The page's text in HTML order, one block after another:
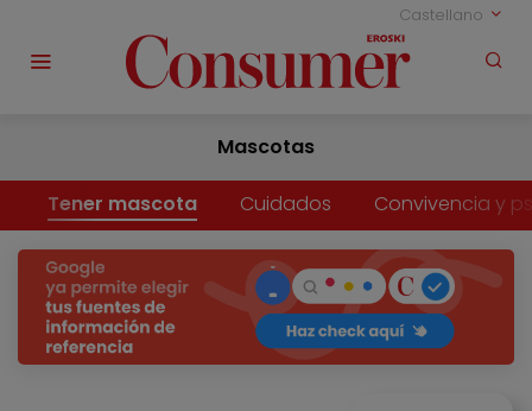
Castellano
Mascotas
Tener mascota Cuidados Convivencia y